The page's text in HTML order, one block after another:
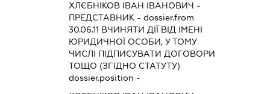
ХЛЄБНІКОВ ІВАН ІВАНОВИЧ -
ПРЕДСТАВНИК - dossier.from
30.06.11 ВЧИНЯТИ ДІЇ ВІД ІМЕНІ
ЮРИДИЧНОЇ ОСОБИ, У ТОМУ
ЧИСЛІ ПІДПИСУВАТИ ДОГОВОРИ
ТОЩО (ЗГІДНО СТАТУТУ)
dossier.position -